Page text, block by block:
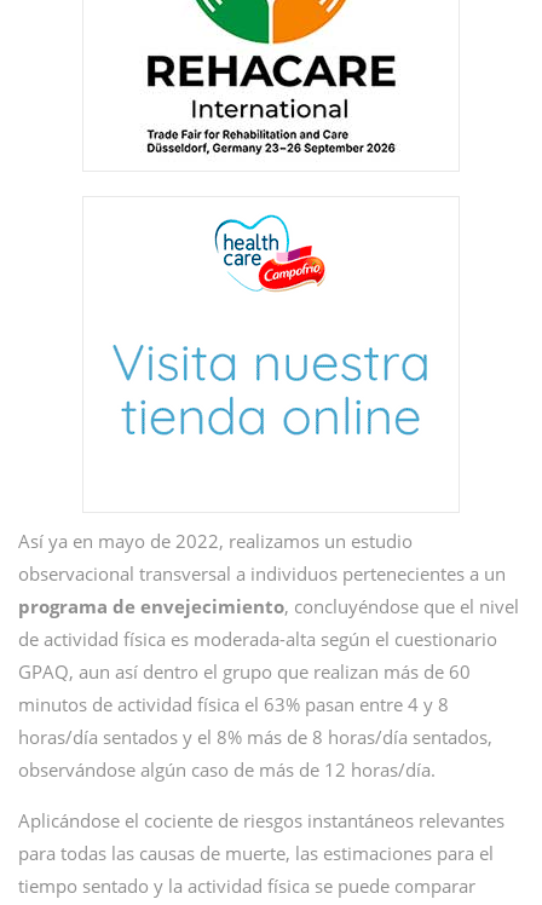
Así ya en mayo de 2022, realizamos un estudio
observacional transversal a individuos pertenecientes a un
programa de envejecimiento, concluyéndose que el nivel
de actividad física es moderada-alta según el cuestionario
GPAQ, aun así dentro el grupo que realizan más de 60
minutos de actividad física el 63% pasan entre 4 y 8
horas/día sentados y el 8% más de 8 horas/día sentados,
observándose algún caso de más de 12 horas/día.
Aplicándose el cociente de riesgos instantáneos relevantes
para todas las causas de muerte, las estimaciones para el
tiempo sentado y la actividad física se puede comparar